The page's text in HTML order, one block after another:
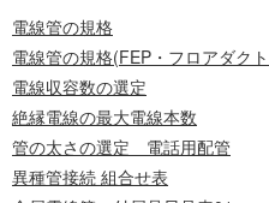
電線管の規格
電線管の規格(FEP・フロアダクト
電線収容数の選定
絶縁電線の最大電線本数
管の太さの選定 電話用配管
異種管接続 組合せ表